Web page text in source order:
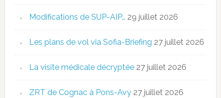
Modifications de SUP-AIP… 29 juillet 2026
Les plans de vol via Sofia-Briefing 27 juillet 2026
La visite médicale décryptée 27 juillet 2026
ZRT de Cognac à Pons-Avy 27 juillet 2026